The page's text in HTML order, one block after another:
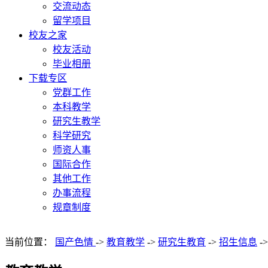
交流动态
留学项目
校友之家
校友活动
毕业相册
下载专区
党群工作
本科教学
研究生教学
科学研究
师资人事
国际合作
其他工作
办事流程
规章制度
当前位置： 国产色情 -> 教育教学 -> 研究生教育 -> 招生信息 ->